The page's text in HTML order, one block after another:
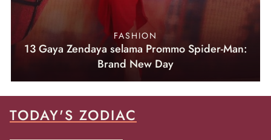
FASHION
13 Gaya Zendaya selama Prommo Spider-Man:
Brand New Day
TODAY'S ZODIAC